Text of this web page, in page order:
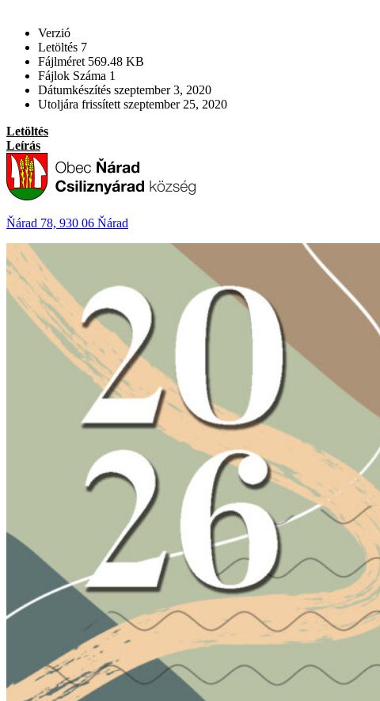
Verzió
Letöltés 7
Fájlméret 569.48 KB
Fájlok Száma 1
Dátumkészítés szeptember 3, 2020
Utoljára frissített szeptember 25, 2020
Letöltés
Leírás
Ňárad 78, 930 06 Ňárad